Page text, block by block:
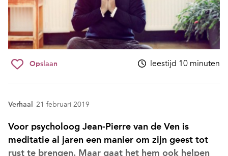
Opslaan leestijd 10 minuten
Verhaal 21 februari 2019
Voor psycholoog Jean-Pierre van de Ven is
meditatie al jaren een manier om zijn geest tot
rust te brengen. Maar gaat het hem ook helpen